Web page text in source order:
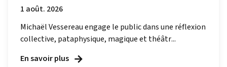
1 août. 2026
Michaël Vessereau engage le public dans une réflexion
collective, pataphysique, magique et théâtr...
En savoir plus